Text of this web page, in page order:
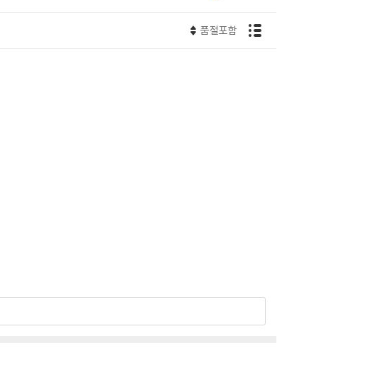
품절포함